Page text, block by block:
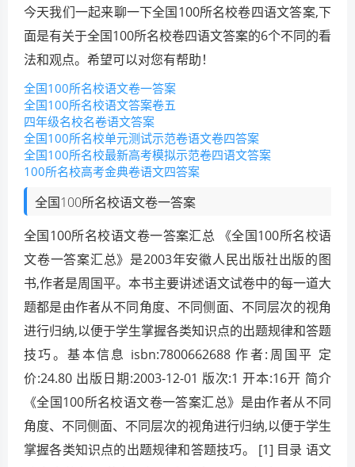
今天我们一起来聊一下全国100所名校卷四语文答案,下
面是有关于全国100所名校卷四语文答案的6个不同的看
法和观点。希望可以对您有帮助！
全国100所名校语文卷一答案
全国100所名校语文答案卷五
四年级名校名卷语文答案
全国100所名校单元测试示范卷语文卷四答案
全国100所名校最新高考模拟示范卷四语文答案
100所名校高考金典卷语文四答案
全国100所名校语文卷一答案
全国100所名校语文卷一答案汇总 《全国100所名校语
文卷一答案汇总》是2003年安徽人民出版社出版的图
书,作者是周国平。本书主要讲述语文试卷中的每一道大
题都是由作者从不同角度、不同侧面、不同层次的视角
进行归纳,以便于学生掌握各类知识点的出题规律和答题
技巧。基本信息 isbn:7800662688 作者:周国平 定
价:24.80 出版日期:2003-12-01 版次:1 开本:16开 简介
《全国100所名校语文卷一答案汇总》是由作者从不同
角度、不同侧面、不同层次的视角进行归纳,以便于学生
掌握各类知识点的出题规律和答题技巧。 [1] 目录 语文